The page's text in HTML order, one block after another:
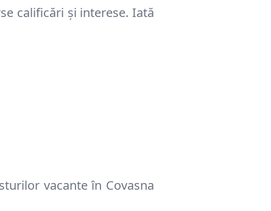
calificări și interese. Iată
vacante în Covasna